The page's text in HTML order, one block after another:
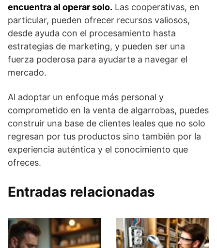
encuentra al operar solo. Las cooperativas, en
particular, pueden ofrecer recursos valiosos,
desde ayuda con el procesamiento hasta
estrategias de marketing, y pueden ser una
fuerza poderosa para ayudarte a navegar el
mercado.
Al adoptar un enfoque más personal y
comprometido en la venta de algarrobas, puedes
construir una base de clientes leales que no solo
regresan por tus productos sino también por la
experiencia auténtica y el conocimiento que
ofreces.
Entradas relacionadas